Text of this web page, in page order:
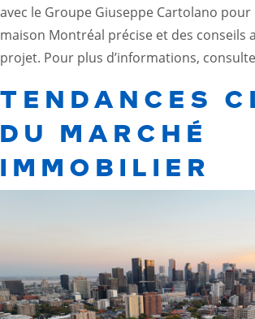
avec le Groupe Giuseppe Cartolano
maison Montréal précise et des conseils
projet. Pour plus d’informations,
TENDANCES
DU MARCHÉ
IMMOBILIER